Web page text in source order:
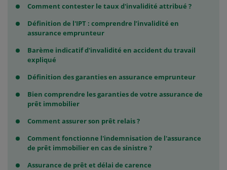
Comment contester le taux d'invalidité attribué ?
Définition de l'IPT : comprendre l’invalidité en
assurance emprunteur
Barème indicatif d'invalidité en accident du travail
expliqué
Définition des garanties en assurance emprunteur
Bien comprendre les garanties de votre assurance de
prêt immobilier
Comment assurer son prêt relais ?
Comment fonctionne l'indemnisation de l'assurance
de prêt immobilier en cas de sinistre ?
Assurance de prêt et délai de carence